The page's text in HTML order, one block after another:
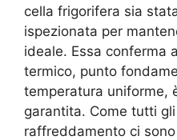
cella frigorifera sia
ispezionata per
ideale. Essa conferma
termico, punto
temperatura uniforme,
garantita. Come tutti
raffreddamento ci